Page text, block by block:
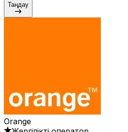
Таңдау
Orange